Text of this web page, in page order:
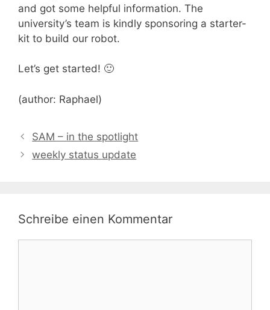
and got some helpful information. The
university’s team is kindly sponsoring a starter-
kit to build our robot.
Let’s get started! 🙂
(author: Raphael)
SAM – in the spotlight
weekly status update
Schreibe einen Kommentar